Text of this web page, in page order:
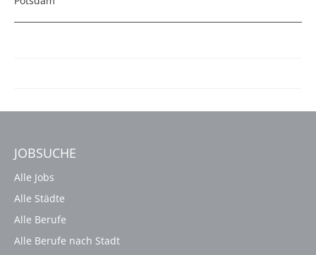
JOBSUCHE
Alle Jobs
Alle Städte
Alle Berufe
Alle Berufe nach Stadt